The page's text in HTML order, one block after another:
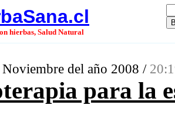
hierbas, Salud Natural
Noviembre del año 2008 /
para la